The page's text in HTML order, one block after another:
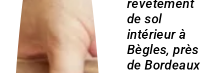
revêtement
de sol
intérieur à
Bègles, près
de Bordeaux